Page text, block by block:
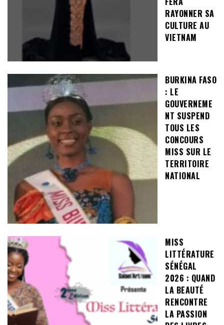
RAYONNER SA
CULTURE AU
VIETNAM
BURKINA FASO
: LE
GOUVERNEME
NT SUSPEND
TOUS LES
CONCOURS
MISS SUR LE
TERRITOIRE
NATIONAL
MISS
LITTÉRATURE
SÉNÉGAL
2026 : QUAND
LA BEAUTÉ
RENCONTRE
LA PASSION